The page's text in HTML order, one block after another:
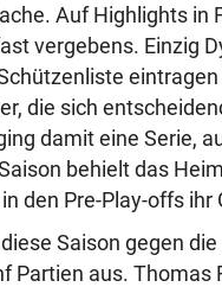
Auf Highlights in
vergebens. Einzig
die sich
damit eine Serie,
behielt das
den Pre-Play-offs ihr
Saison gegen die
Partien aus. Thomas